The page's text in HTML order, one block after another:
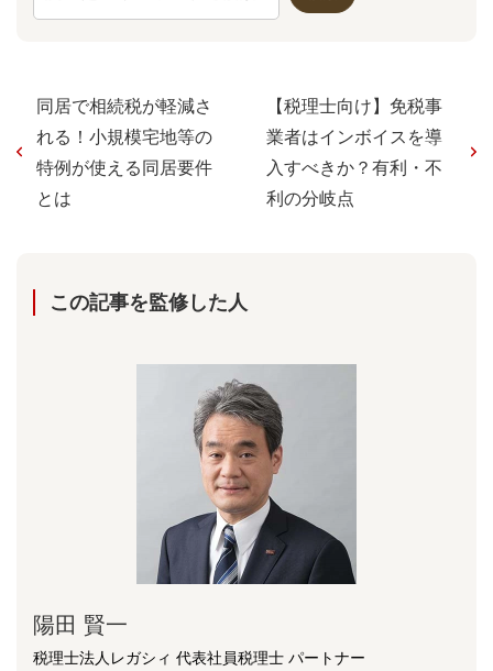
同居で相続税が軽減さ
れる！小規模宅地等の
特例が使える同居要件
とは
【税理士向け】免税事
業者はインボイスを導
入すべきか？有利・不
利の分岐点
この記事を監修した⼈
陽⽥ 賢⼀
税理士法人レガシィ 代表社員税理士 パートナー